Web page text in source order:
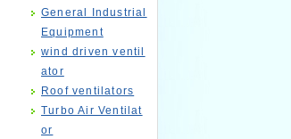
General Industrial
Equipment
wind driven ventil
ator
Roof ventilators
Turbo Air Ventilat
or